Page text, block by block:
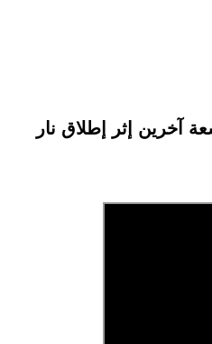
آخرين إثر إطلاق نار